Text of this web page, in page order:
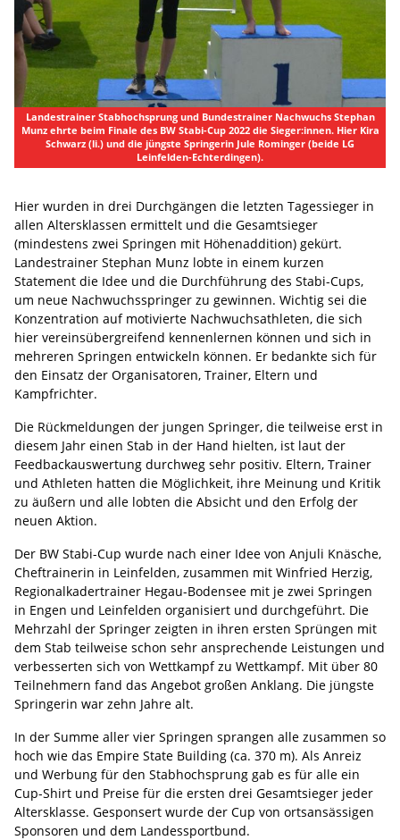
Landestrainer Stabhochsprung und Bundestrainer Nachwuchs Stephan
Munz ehrte beim Finale des BW Stabi-Cup 2022 die Sieger:innen. Hier Kira
Schwarz (li.) und die jüngste Springerin Jule Rominger (beide LG
Leinfelden-Echterdingen).
Hier wurden in drei Durchgängen die letzten Tagessieger in
allen Altersklassen ermittelt und die Gesamtsieger
(mindestens zwei Springen mit Höhenaddition) gekürt.
Landestrainer Stephan Munz lobte in einem kurzen
Statement die Idee und die Durchführung des Stabi-Cups,
um neue Nachwuchsspringer zu gewinnen. Wichtig sei die
Konzentration auf motivierte Nachwuchsathleten, die sich
hier vereinsübergreifend kennenlernen können und sich in
mehreren Springen entwickeln können. Er bedankte sich für
den Einsatz der Organisatoren, Trainer, Eltern und
Kampfrichter.
Die Rückmeldungen der jungen Springer, die teilweise erst in
diesem Jahr einen Stab in der Hand hielten, ist laut der
Feedbackauswertung durchweg sehr positiv. Eltern, Trainer
und Athleten hatten die Möglichkeit, ihre Meinung und Kritik
zu äußern und alle lobten die Absicht und den Erfolg der
neuen Aktion.
Der BW Stabi-Cup wurde nach einer Idee von Anjuli Knäsche,
Cheftrainerin in Leinfelden, zusammen mit Winfried Herzig,
Regionalkadertrainer Hegau-Bodensee mit je zwei Springen
in Engen und Leinfelden organisiert und durchgeführt. Die
Mehrzahl der Springer zeigten in ihren ersten Sprüngen mit
dem Stab teilweise schon sehr ansprechende Leistungen und
verbesserten sich von Wettkampf zu Wettkampf. Mit über 80
Teilnehmern fand das Angebot großen Anklang. Die jüngste
Springerin war zehn Jahre alt.
In der Summe aller vier Springen sprangen alle zusammen so
hoch wie das Empire State Building (ca. 370 m). Als Anreiz
und Werbung für den Stabhochsprung gab es für alle ein
Cup-Shirt und Preise für die ersten drei Gesamtsieger jeder
Altersklasse. Gesponsert wurde der Cup von ortsansässigen
Sponsoren und dem Landessportbund.